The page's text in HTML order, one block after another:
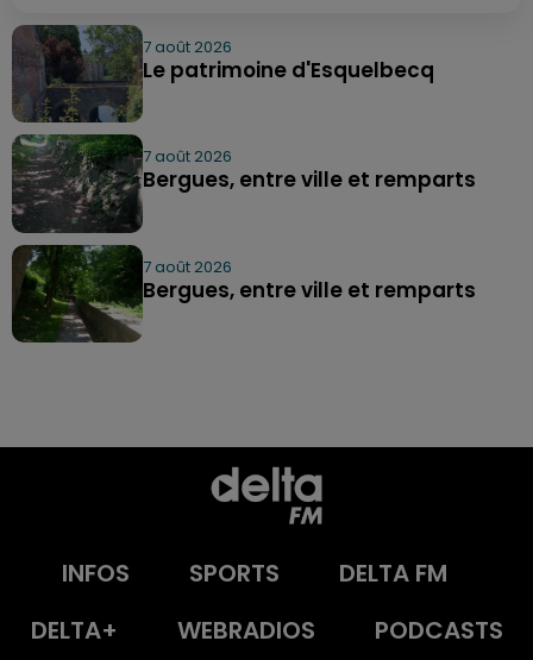
7 août 2026
Le patrimoine d'Esquelbecq
7 août 2026
Bergues, entre ville et remparts
7 août 2026
Bergues, entre ville et remparts
INFOS SPORTS
DELTA FM
DELTA+
WEBRADIOS PODCASTS